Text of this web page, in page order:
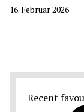
16. Februar 2026
Recent